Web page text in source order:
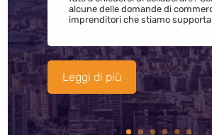
alcune delle domande di
imprenditori che stiamo
Leggi di più